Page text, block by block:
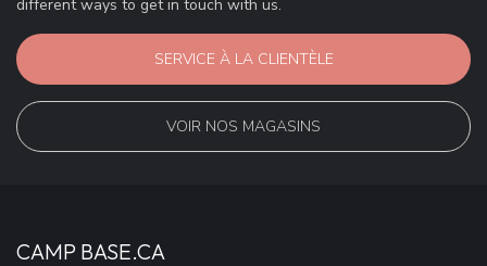
different ways to get in touch with us.
SERVICE À LA CLIENTÈLE
VOIR NOS MAGASINS
CAMP BASE.CA